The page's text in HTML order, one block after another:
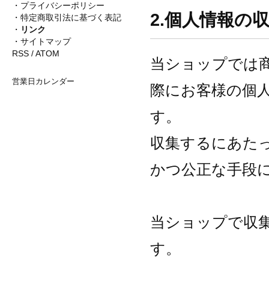
2.個人情報の
当ショップでは
際にお客様の個
す。
収集するにあた
かつ公正な手段
当ショップで収
す。
・ プライバシーポリシー
・ 特定商取引法に基づく表記
・ リンク
・ サイトマップ
RSS /ATOM
営業日カレンダー